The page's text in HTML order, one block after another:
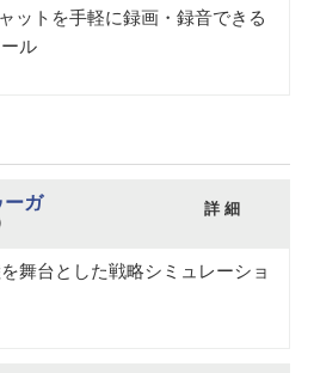
ットを手軽に録画・録音できる
ル
ーガ 詳 細
舞台とした戦略シミュレーショ